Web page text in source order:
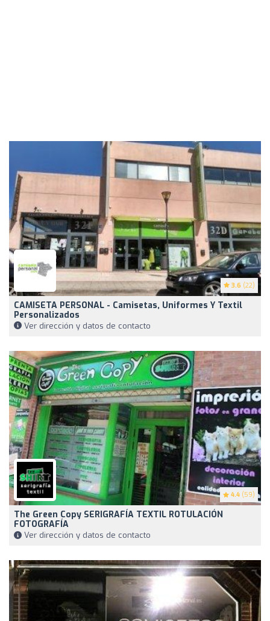
3.6 (22)
CAMISETA PERSONAL - Camisetas, Uniformes Y Textil
Personalizados
Ver dirección y datos de contacto
4.4 (59)
The Green Copy SERIGRAFÍA TEXTIL ROTULACIÓN
FOTOGRAFÍA
Ver dirección y datos de contacto